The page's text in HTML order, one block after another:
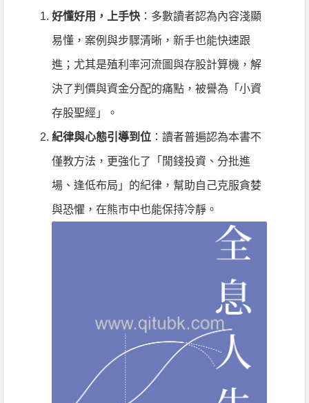
好懂好用，上手快 ：多數讀者認為內容淺顯
易懂，案例與步驟清晰，新手也能快速跟
進；尤其是殖利率河流圖與存股計算機，解
決了判價與資金分配的痛點，被譽為「小資
存股聖經」。
紀律與心態引導到位 ：讀者普遍認為本書不
僅教方法，更強化了「閒錢投資、分批進
場、逢低布局」的紀律，幫助自己克服貪婪
與恐懼，在熊市中也能保持冷靜。